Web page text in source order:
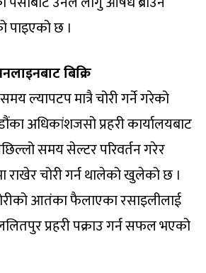
पाइएको छ ।
बिक्रि
ल्यापटप मात्रै चोरी गर्ने गरेको
अधिकांशजसो प्रहरी कार्यालयबाट
समय सेल्टर परिवर्तन गरेर
राखेर चोरी गर्न थालेको खुलेको छ ।
आतंका फैलाएका रसाइलीलाई
प्रहरी पक्राउ गर्न सफल भएको